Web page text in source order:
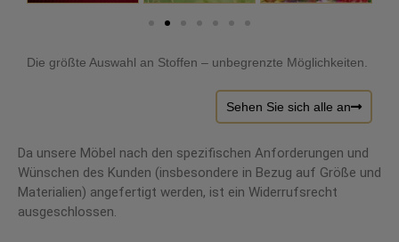
Die größte Auswahl an Stoffen – unbegrenzte Möglichkeiten.
Sehen Sie sich alle an
Da unsere Möbel nach den spezifischen Anforderungen und
Wünschen des Kunden (insbesondere in Bezug auf Größe und
Materialien) angefertigt werden, ist ein Widerrufsrecht
ausgeschlossen.